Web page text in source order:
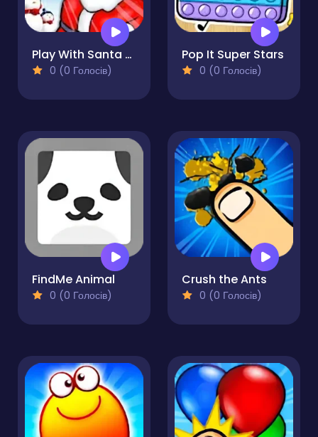
Play With Santa Claus
0 (0 Голосів)
Pop It Super Stars
0 (0 Голосів)
FindMe Animal
0 (0 Голосів)
Crush the Ants
0 (0 Голосів)